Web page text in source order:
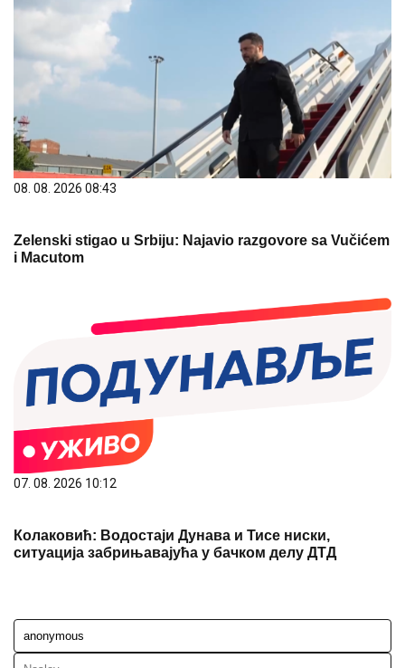
08. 08. 2026 08:43
Zelenski stigao u Srbiju: Najavio razgovore sa Vučićem
i Macutom
07. 08. 2026 10:12
Колаковић: Водостаји Дунава и Тисе ниски,
ситуација забрињавајућа у бачком делу ДТД